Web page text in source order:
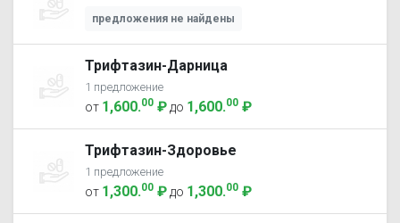
предложения не найдены
Трифтазин-Дарница
1 предложение
от 1,600.00 ₽ до 1,600.00 ₽
Трифтазин-Здоровье
1 предложение
от 1,300.00 ₽ до 1,300.00 ₽